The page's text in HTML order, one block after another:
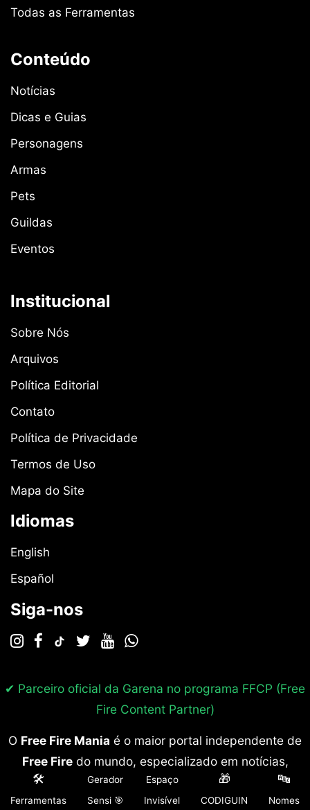
Todas as Ferramentas
Conteúdo
Notícias
Dicas e Guias
Personagens
Armas
Pets
Guildas
Eventos
Institucional
Sobre Nós
Arquivos
Política Editorial
Contato
Política de Privacidade
Termos de Uso
Mapa do Site
Idiomas
English
Español
Siga-nos
✔ Parceiro oficial da Garena no programa FFCP (Free
Fire Content Partner)
O Free Fire Mania é o maior portal independente de
Free Firedo mundo, especializado em notícias,
codiguins atualizados, guias completos, recuperação
de conta, sensibilidade, nomes personalizados e
🛠️
Ferramentas
Gerador
Sensi 🎯
Espaço
Invisível
🎁
CODIGUIN
🔤
Nomes